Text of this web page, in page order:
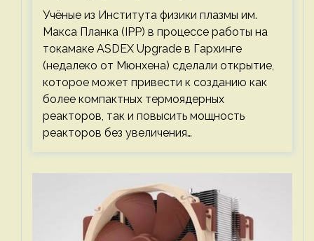
компактными или мощными
Учёные из Института физики плазмы им.
Макса Планка (IPP) в процессе работы на
токамаке ASDEX Upgrade в Гархинге
(недалеко от Мюнхена) сделали открытие,
которое может привести к созданию как
более компактных термоядерных
реакторов, так и повысить мощность
реакторов без увеличения…